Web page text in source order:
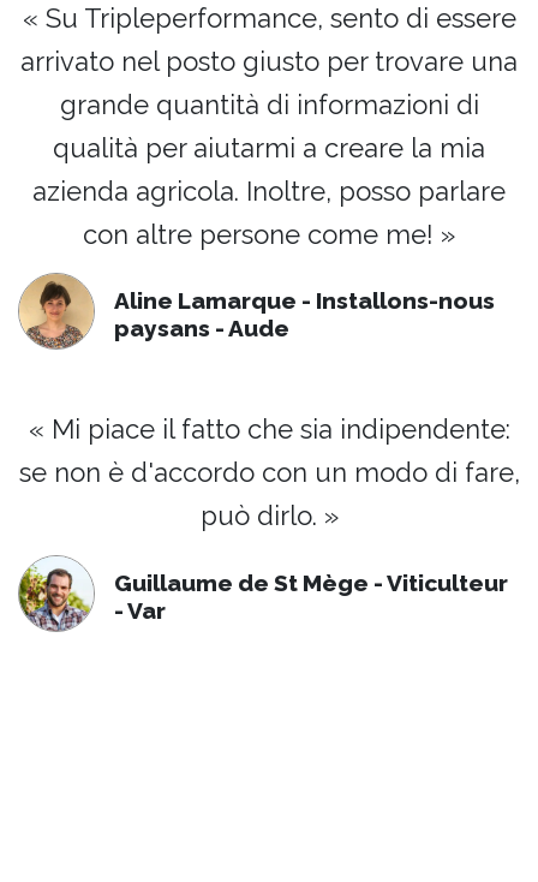
« Su Tripleperformance, sento di essere
arrivato nel posto giusto per trovare una
grande quantità di informazioni di
qualità per aiutarmi a creare la mia
azienda agricola. Inoltre, posso parlare
con altre persone come me! »
Aline Lamarque - Installons-nous
paysans - Aude
« Mi piace il fatto che sia indipendente:
se non è d'accordo con un modo di fare,
può dirlo. »
Guillaume de St Mège - Viticulteur
- Var